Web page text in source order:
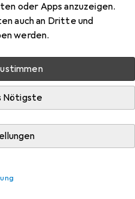
oder Apps anzuzeigen.
auch an Dritte und
werden.
Nötigste
EU 28 Port aus den